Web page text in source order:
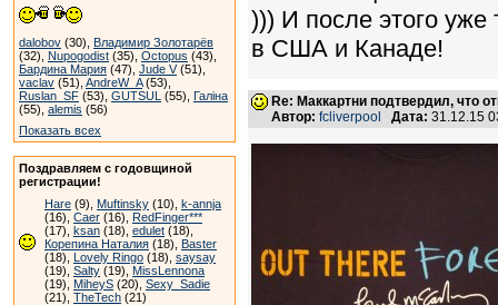
dalobov (30), Владимир Золотарёв
(32), Nupogodist (35), Octopus (43),
Бардина Мария (47), Jude V(51),
vaclav (51), AndreW_A(53),
Ruslan_SF (53), GUTSUL (55), Галіна
(55), alemis (56)
Показать всех
Поздравляем с годовщиной
регистрации!
Hare (9), Muftinsky (10), k-annja
(16), Caer (16), RedFinger***
(17), ksan (18), edulet (18),
Корепина Наталия (18), Baster
(18), Lovely Ringo (18), saysay
(19), Salty (19), MissLennona
(19), MiheyS (20), Sexy_Sadie
(21), TheTech (21)
))) И после этого уже
в США и Канаде!
Re: Маккартни подтвердил, что
Автор: fcliverpool Дата: 31.12.15